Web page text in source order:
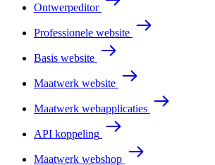
Ontwerpeditor
Professionele website
Basis website
Maatwerk website
Maatwerk webapplicaties
API koppeling
Maatwerk webshop